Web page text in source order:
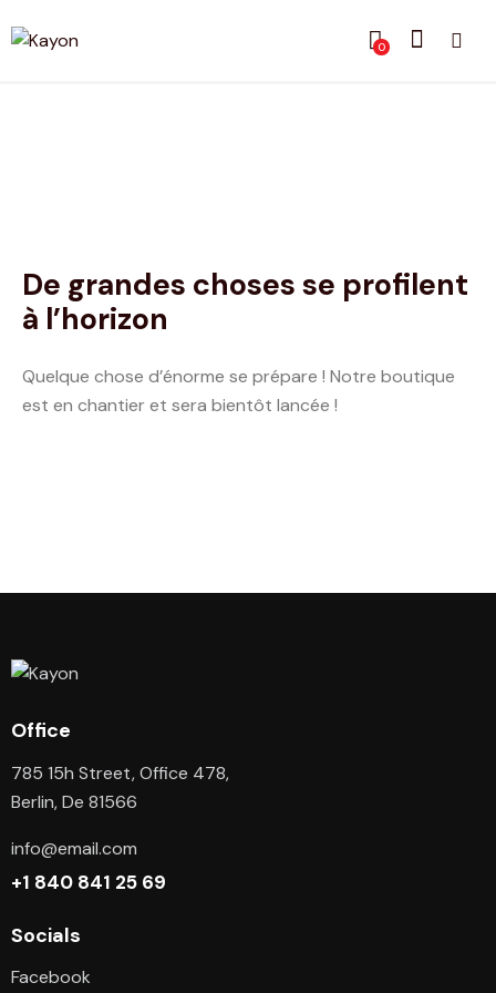
0
De grandes choses se profilent
à l’horizon
Quelque chose d’énorme se prépare ! Notre boutique
est en chantier et sera bientôt lancée !
Office
785 15h Street, Office 478,
Berlin, De 81566
info@email.com
+1 840 841 25 69
Socials
Facebook